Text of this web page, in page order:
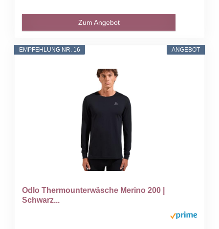
Zum Angebot
ANGEBOT
EMPFEHLUNG NR. 16
Odlo Thermounterwäsche Merino 200 |
Schwarz...